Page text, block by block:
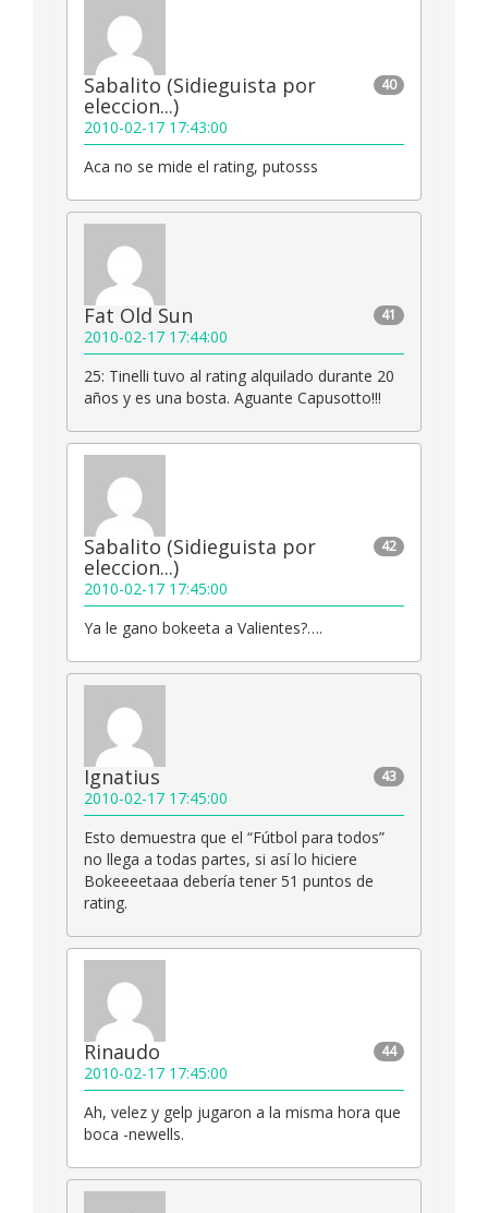
40
Sabalito (Sidieguista por
eleccion...)
2010-02-17 17:43:00
Aca no se mide el rating, putosss
41
Fat Old Sun
2010-02-17 17:44:00
25: Tinelli tuvo al rating alquilado durante 20
años y es una bosta. Aguante Capusotto!!!
42
Sabalito (Sidieguista por
eleccion...)
2010-02-17 17:45:00
Ya le gano bokeeta a Valientes?….
43
Ignatius
2010-02-17 17:45:00
Esto demuestra que el “Fútbol para todos”
no llega a todas partes, si así lo hiciere
Bokeeeetaaa debería tener 51 puntos de
rating.
44
Rinaudo
2010-02-17 17:45:00
Ah, velez y gelp jugaron a la misma hora que
boca -newells.